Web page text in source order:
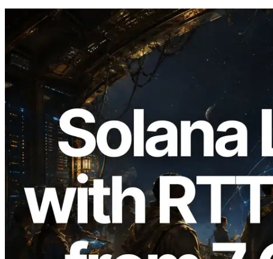
2026.08.05
ERPC erweitert Solana Leader Slot API
um Ping-Messung aus 7 globalen
Regionen — Validators Information API
ebenfalls gestartet
Lesen Sie diesen Artikel